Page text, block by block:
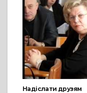
Надіслати друзям